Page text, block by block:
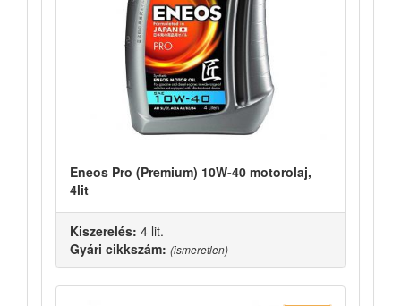
Eneos Pro (Premium) 10W-40 motorolaj,
4lit
Kiszerelés: 4 lit.
Gyári cikkszám: (ismeretlen)